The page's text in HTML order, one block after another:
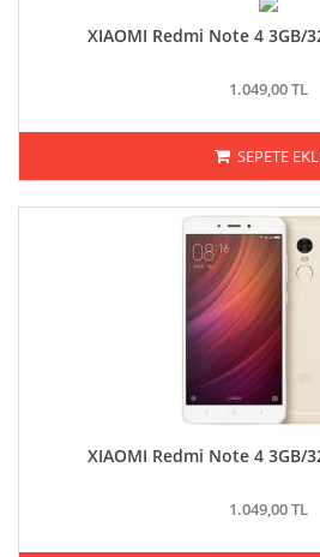
XIAOMI Redmi Note 4 3GB/
1.049,00 TL
SEPETE
XIAOMI Redmi Note 4 3GB/
1.049,00 TL